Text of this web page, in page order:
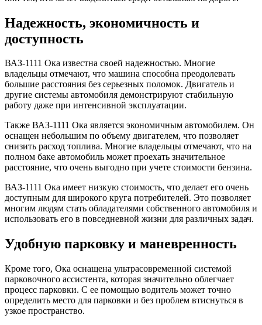
Надежность, экономичность и
доступность
ВАЗ-1111 Ока известна своей надежностью. Многие
владельцы отмечают, что машина способна преодолевать
большие расстояния без серьезных поломок. Двигатель и
другие системы автомобиля демонстрируют стабильную
работу даже при интенсивной эксплуатации.
Также ВАЗ-1111 Ока является экономичным автомобилем. Он
оснащен небольшим по объему двигателем, что позволяет
снизить расход топлива. Многие владельцы отмечают, что на
полном баке автомобиль может проехать значительное
расстояние, что очень выгодно при учете стоимости бензина.
ВАЗ-1111 Ока имеет низкую стоимость, что делает его очень
доступным для широкого круга потребителей. Это позволяет
многим людям стать обладателями собственного автомобиля и
использовать его в повседневной жизни для различных задач.
Удобную парковку и маневренность
Кроме того, Ока оснащена ультрасовременной системой
парковочного ассистента, которая значительно облегчает
процесс парковки. С ее помощью водитель может точно
определить место для парковки и без проблем втиснуться в
узкое пространство.